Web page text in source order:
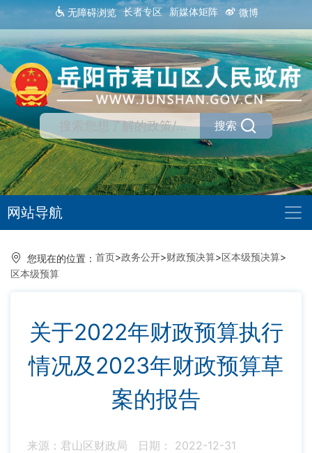
无障碍浏览 长者专区 新媒体矩阵 微博
搜索
网站导航
您现在的位置： 首页>政务公开>财政预决算>区本级预决算>
区本级预算
关于2022年财政预算执行
情况及2023年财政预算草
案的报告
来源：君山区财政局
日期： 2022-12-31